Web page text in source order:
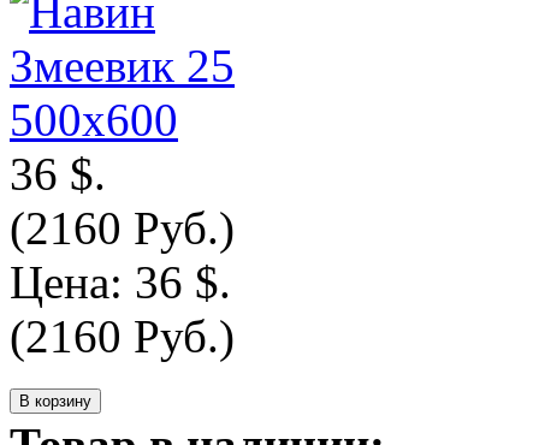
36 $.
(2160 Руб.)
Цена: 36 $.
(2160 Руб.)